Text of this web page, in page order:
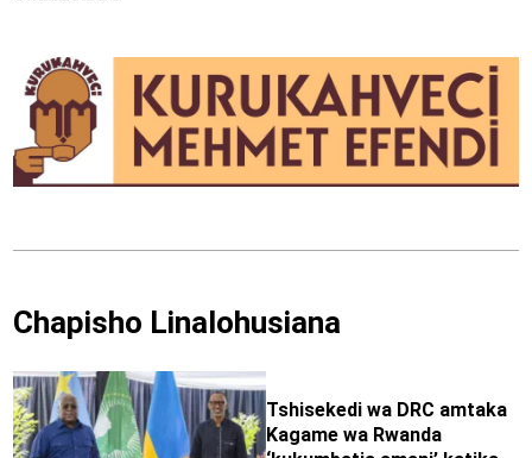
Chapisho Linalohusiana
Tshisekedi wa DRC amtaka
Kagame wa Rwanda